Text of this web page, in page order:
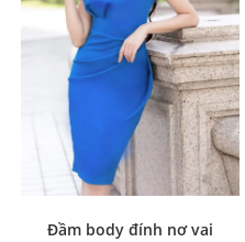
Đầm body đính nơ vai